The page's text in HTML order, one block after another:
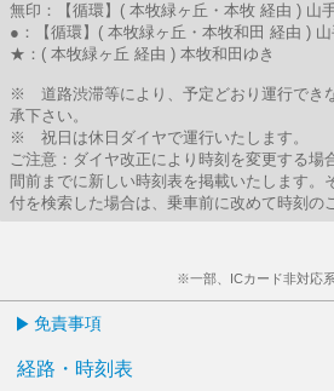
無印：【循環】( 本牧緑ヶ丘・本牧 経由 ) 山
●：【循環】( 本牧緑ヶ丘・本牧和田 経由 ) 山
★：( 本牧緑ヶ丘 経由 ) 本牧和田ゆき
※ 道路渋滞等により、予定どおり運行でき
承下さい。
※ 祝日は休日ダイヤで運行いたします。
ご注意：ダイヤ改正により時刻を変更する場
間前までに新しい時刻表を掲載いたします。
付を検索した場合は、乗車前に改めて時刻の
※一部、ICカード非対応
免責事項
経路・時刻表